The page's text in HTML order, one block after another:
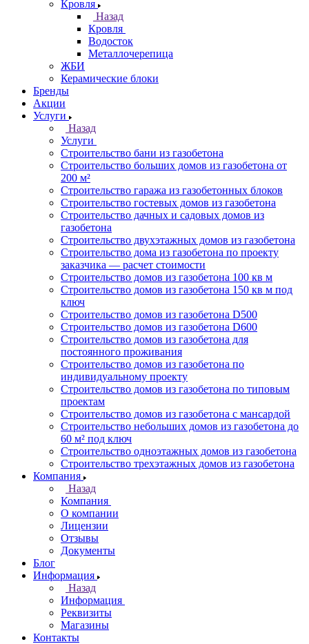
Кровля
Назад
Кровля
Водосток
Металлочерепица
ЖБИ
Керамические блоки
Бренды
Акции
Услуги
Назад
Услуги
Строительство бани из газобетона
Строительство больших домов из газобетона от
200 м²
Строительство гаража из газобетонных блоков
Строительство гостевых домов из газобетона
Строительство дачных и садовых домов из
газобетона
Строительство двухэтажных домов из газобетона
Строительство дома из газобетона по проекту
заказчика — расчет стоимости
Строительство домов из газобетона 100 кв м
Строительство домов из газобетона 150 кв м под
ключ
Строительство домов из газобетона D500
Строительство домов из газобетона D600
Строительство домов из газобетона для
постоянного проживания
Строительство домов из газобетона по
индивидуальному проекту
Строительство домов из газобетона по типовым
проектам
Строительство домов из газобетона с мансардой
Строительство небольших домов из газобетона до
60 м² под ключ
Строительство одноэтажных домов из газобетона
Строительство трехэтажных домов из газобетона
Компания
Назад
Компания
О компании
Лицензии
Отзывы
Документы
Блог
Информация
Назад
Информация
Реквизиты
Магазины
Контакты